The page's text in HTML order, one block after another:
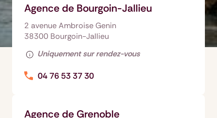
Agence de Bourgoin-Jallieu
2 avenue Ambroise Genin
38300 Bourgoin-Jallieu
Uniquement sur rendez-vous
04 76 53 37 30
Agence de Grenoble